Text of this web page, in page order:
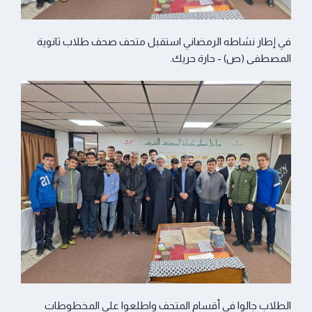
في إطار نشاطه الرمضاني استقبل متحف صحف طلاب ثانوية
المصطفى (ص) - حارة حريك.
الطلاب جالوا في أقسام المتحف واطلعوا على المخطوطات